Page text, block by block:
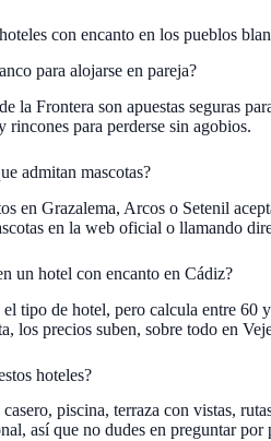
con encanto en los pueblos
para alojarse en pareja?
la Frontera son apuestas seguras
rincones para perderse sin agobios.
admitan mascotas?
en Grazalema, Arcos o Setenil
en la web oficial o llamando
un hotel con encanto en Cádiz?
tipo de hotel, pero calcula entre 60
los precios suben, sobre todo en
hoteles?
piscina, terraza con vistas,
así que no dudes en preguntar por